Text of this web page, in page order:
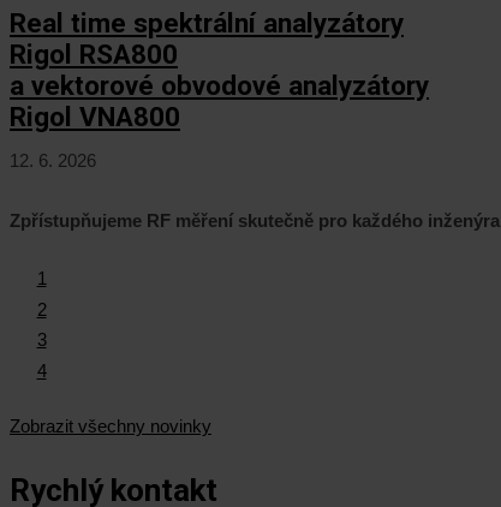
Real time spektrální analyzátory
Rigol RSA800
a vektorové obvodové analyzátory
Rigol VNA800
12. 6. 2026
Zpřístupňujeme RF měření skutečně pro každého inženýra
1
2
3
4
Zobrazit všechny novinky
Rychlý kontakt